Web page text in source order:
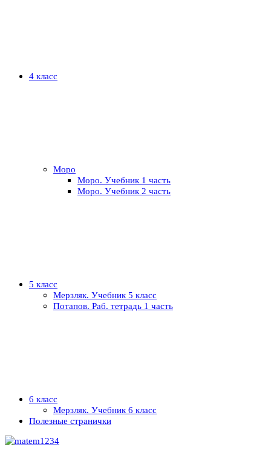
4 класс
Моро
Моро. Учебник 1 часть
Моро. Учебник 2 часть
5 класс
Мерзляк. Учебник 5 класс
Потапов. Раб. тетрадь 1 часть
6 класс
Мерзляк. Учебник 6 класс
Полезные странички